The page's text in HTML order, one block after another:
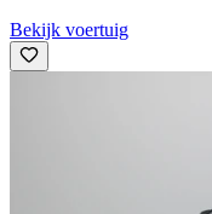
Bekijk voertuig